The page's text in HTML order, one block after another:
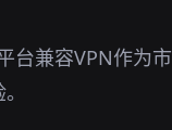
台兼容VPN作为市